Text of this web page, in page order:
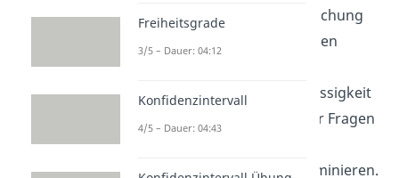
der Reliabilität
einer Untersuchung
bestimmen kann. Beim Erstellen
deines Fragebogens hilft dir
Cronbachs Alpha, die Zuverlässigkeit
und interne Konsistenz deiner Fragen
sicherzustellen und mögliche
Ausreißer ganz einfach zu eliminieren.
Freiheitsgrade
3/5 – Dauer: 04:12
Konfidenzintervall
4/5 – Dauer: 04:43